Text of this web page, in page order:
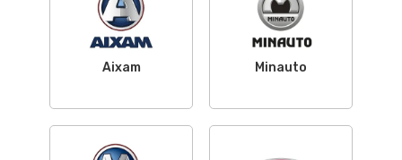
Aixam Minauto